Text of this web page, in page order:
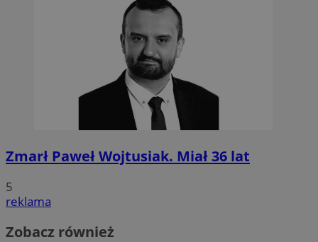
Zmarł Paweł Wojtusiak. Miał 36 lat
5
reklama
Zobacz również